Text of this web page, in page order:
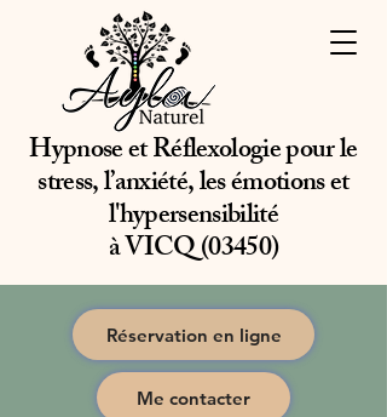
Réservation en ligne
Me contacter
Hypnose et Réflexologie pour le
stress, l’anxiété, les émotions et
l'hypersensibilité
à VICQ (03450)